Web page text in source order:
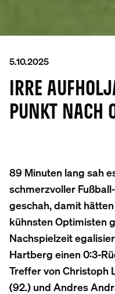
5.10.2025
IRRE
PUNKT NACH
89 Minuten lang sah
schmerzvoller
geschah, damit
kühnsten Optimisten
Nachspielzeit
Hartberg einen 0:3-
Treffer von Christoph
(92.) und Andres